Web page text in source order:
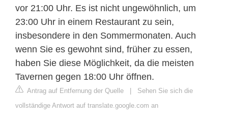
vor 21:00 Uhr. Es ist nicht ungewöhnlich, um
23:00 Uhr in einem Restaurant zu sein,
insbesondere in den Sommermonaten. Auch
wenn Sie es gewohnt sind, früher zu essen,
haben Sie diese Möglichkeit, da die meisten
Tavernen gegen 18:00 Uhr öffnen.
Antrag auf Entfernung der Quelle | Sehen Sie sich die
vollständige Antwort auf translate.google.com an